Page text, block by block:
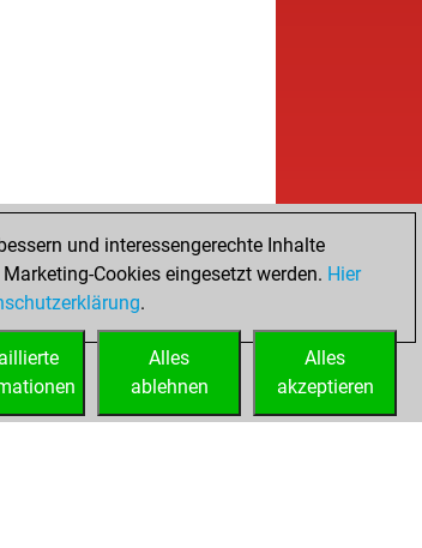
und interessengerechte Inhalte
Cookies eingesetzt werden. Hier
.
Alles
akzeptieren
Alles
ablehnen